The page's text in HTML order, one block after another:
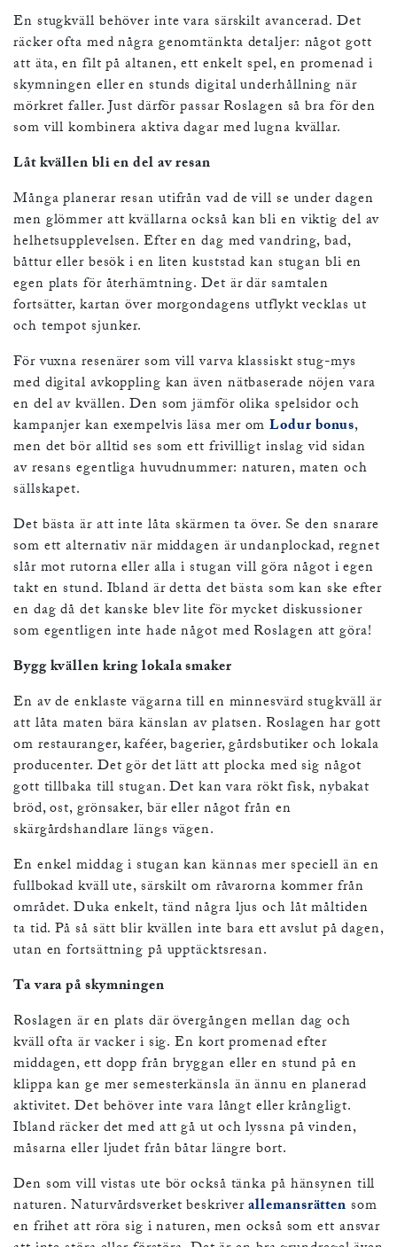
En stugkväll behöver inte vara särskilt avancerad. Det
räcker ofta med några genomtänkta detaljer: något gott
att äta, en filt på altanen, ett enkelt spel, en promenad i
skymningen eller en stunds digital underhållning när
mörkret faller. Just därför passar Roslagen så bra för den
som vill kombinera aktiva dagar med lugna kvällar.
Låt kvällen bli en del av resan
Många planerar resan utifrån vad de vill se under dagen
men glömmer att kvällarna också kan bli en viktig del av
helhetsupplevelsen. Efter en dag med vandring, bad,
båttur eller besök i en liten kuststad kan stugan bli en
egen plats för återhämtning. Det är där samtalen
fortsätter, kartan över morgondagens utflykt vecklas ut
och tempot sjunker.
För vuxna resenärer som vill varva klassiskt stug-mys
med digital avkoppling kan även nätbaserade nöjen vara
en del av kvällen. Den som jämför olika spelsidor och
kampanjer kan exempelvis läsa mer omLodur bonus,
men det bör alltid ses som ett frivilligt inslag vid sidan
av resans egentliga huvudnummer: naturen, maten och
sällskapet.
Det bästa är att inte låta skärmen ta över. Se den snarare
som ett alternativ när middagen är undanplockad, regnet
slår mot rutorna eller alla i stugan vill göra något i egen
takt en stund. Ibland är detta det bästa som kan ske efter
en dag då det kanske blev lite för mycket diskussioner
som egentligen inte hade något med Roslagen att göra!
Bygg kvällen kring lokala smaker
En av de enklaste vägarna till en minnesvärd stugkväll är
att låta maten bära känslan av platsen. Roslagen har gott
om restauranger, kaféer, bagerier, gårdsbutiker och lokala
producenter. Det gör det lätt att plocka med sig något
gott tillbaka till stugan. Det kan vara rökt fisk, nybakat
bröd, ost, grönsaker, bär eller något från en
skärgårdshandlare längs vägen.
En enkel middag i stugan kan kännas mer speciell än en
fullbokad kväll ute, särskilt om råvarorna kommer från
området. Duka enkelt, tänd några ljus och låt måltiden
ta tid. På så sätt blir kvällen inte bara ett avslut på dagen,
utan en fortsättning på upptäcktsresan.
Ta vara på skymningen
Roslagen är en plats där övergången mellan dag och
kväll ofta är vacker i sig. En kort promenad efter
middagen, ett dopp från bryggan eller en stund på en
klippa kan ge mer semesterkänsla än ännu en planerad
aktivitet. Det behöver inte vara långt eller krångligt.
Ibland räcker det med att gå ut och lyssna på vinden,
måsarna eller ljudet från båtar längre bort.
Den som vill vistas ute bör också tänka på hänsynen till
naturen. Naturvårdsverket beskriverallemansrätten som
en frihet att röra sig i naturen, men också som ett ansvar